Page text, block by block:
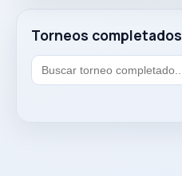
Torneos completados